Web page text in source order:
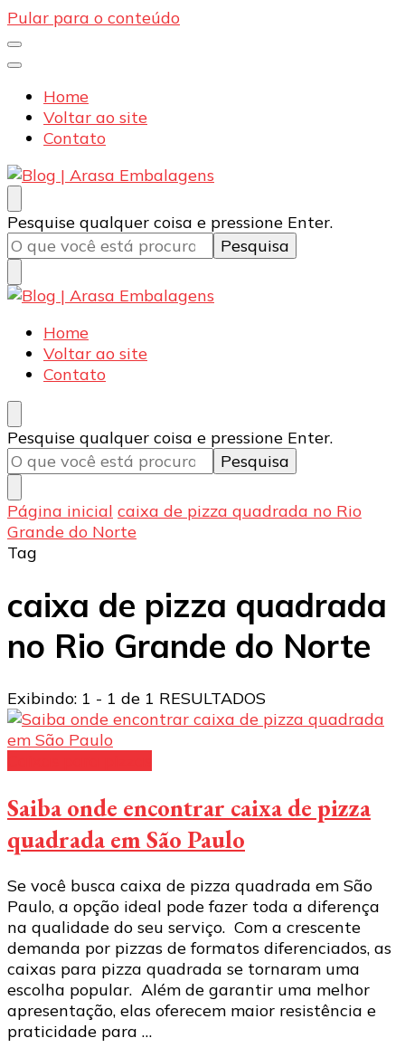
Pular para o conteúdo
Home
Voltar ao site
Contato
Blog | Arasa Embalagens
Confira conteúdos sobre embalagens para pizzas,
doces e salgados. Tudo para seu comércio com a
qualidade Arasa. Leia nossos conteúdos!
Procurando
algo?
Pesquise qualquer coisa e pressione Enter.
Blog | Arasa Embalagens
Confira conteúdos sobre embalagens para pizzas,
doces e salgados. Tudo para seu comércio com a
qualidade Arasa. Leia nossos conteúdos!
Home
Voltar ao site
Contato
Procurando
algo?
Pesquise qualquer coisa e pressione Enter.
Página inicial caixa de pizza quadrada no Rio
Grande do Norte
Tag
caixa de pizza quadrada
no Rio Grande do Norte
Exibindo: 1 - 1 de 1 RESULTADOS
Saiba onde encontrar caixa de pizza
quadrada em São Paulo
Se você busca caixa de pizza quadrada em São
Paulo, a opção ideal pode fazer toda a diferença
na qualidade do seu serviço. Com a crescente
demanda por pizzas de formatos diferenciados, as
caixas para pizza quadrada se tornaram uma
escolha popular. Além de garantir uma melhor
apresentação, elas oferecem maior resistência e
praticidade para …